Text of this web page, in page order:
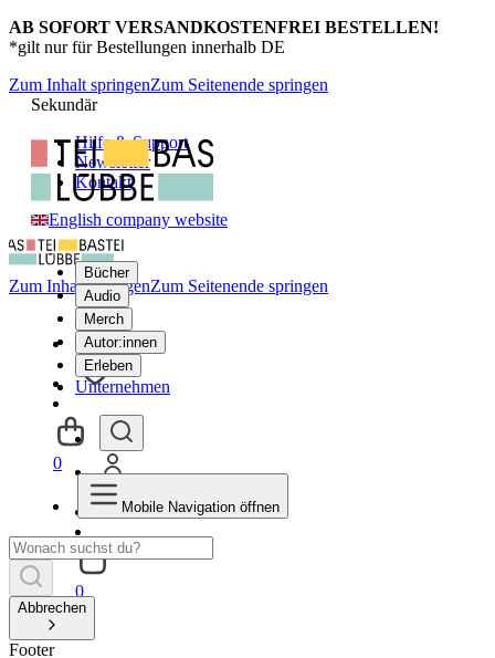
AB SOFORT VERSANDKOSTENFREI BESTELLEN!
*gilt nur für Bestellungen innerhalb DE
Zum Inhalt springenZum Seitenende springen
Sekundär
Hilfe & Support
Newsletter
Kontakt
English company website
Bücher
Audio
Merch
Autor:innen
Erleben
Unternehmen
0
Zum Inhalt springenZum Seitenende springen
0
Mobile Navigation öffnen
Abbrechen
Footer